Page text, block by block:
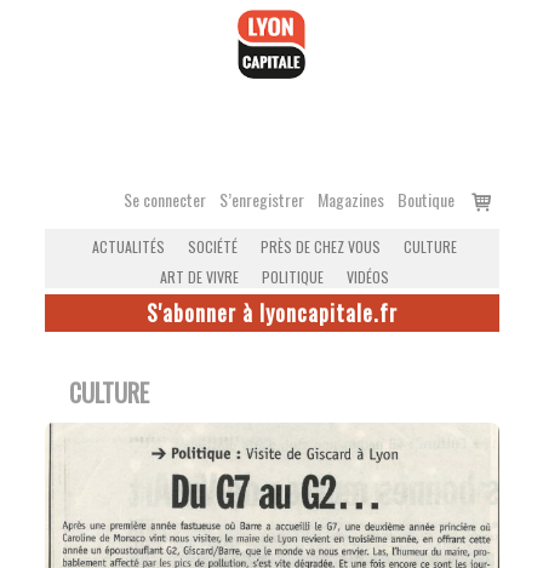
Se connecter S’enregistrer Magazines Boutique
Voir
ACTUALITÉS SOCIÉTÉ PRÈS DE CHEZ VOUS
CULTURE
ART DE VIVRE
POLITIQUE VIDÉOS
S'abonner à lyoncapitale.fr
CULTURE